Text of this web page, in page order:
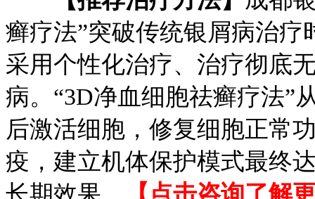
癣疗法”突破传统银屑病治
采用个性化治疗、治疗彻底
病。“3D净血细胞祛癣疗法”
后激活细胞，修复细胞正常
疫，建立机体保护模式最终
长期效果。
【点击咨询了解